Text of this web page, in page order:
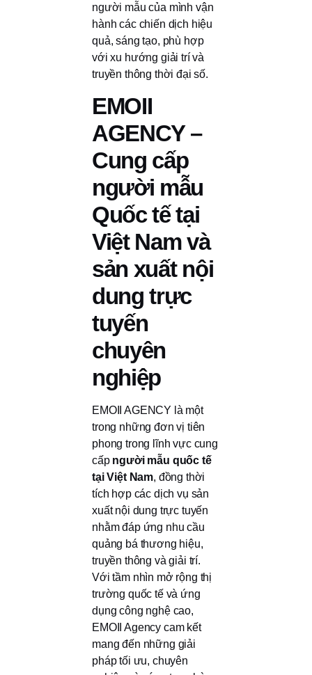
người mẫu của mình vận
hành các chiến dịch hiệu
quả, sáng tạo, phù hợp
với xu hướng giải trí và
truyền thông thời đại số.
EMOII
AGENCY –
Cung cấp
người mẫu
Quốc tế tại
Việt Nam và
sản xuất nội
dung trực
tuyến
chuyên
nghiệp
EMOII AGENCY là một
trong những đơn vị tiên
phong trong lĩnh vực cung
cấp người mẫu quốc tế
tại Việt Nam, đồng thời
tích hợp các dịch vụ sản
xuất nội dung trực tuyến
nhằm đáp ứng nhu cầu
quảng bá thương hiệu,
truyền thông và giải trí.
Với tầm nhìn mở rộng thị
trường quốc tế và ứng
dụng công nghệ cao,
EMOII Agency cam kết
mang đến những giải
pháp tối ưu, chuyên